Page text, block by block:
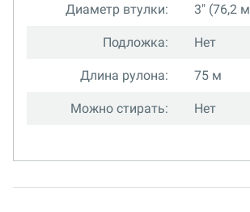
Диаметр втулки: 3" (76,2
Подложка: Нет
Длина рулона: 75 м
Можно стирать: Нет